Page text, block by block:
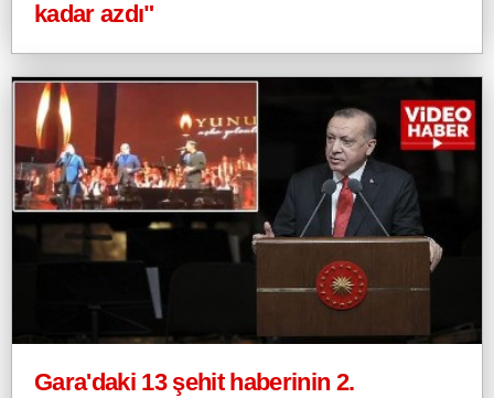
kadar azdı"
Gara'daki 13 şehit haberinin 2.